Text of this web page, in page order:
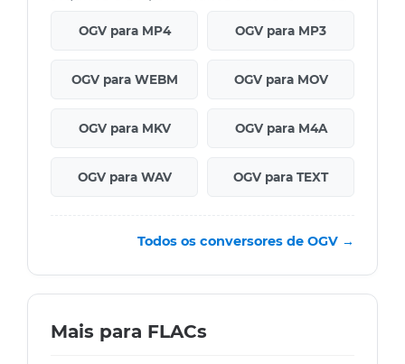
OGV para MP4 OGV para MP3
OGV para WEBM OGV para MOV
OGV para MKV OGV para M4A
OGV para WAV OGV para TEXT
Todos os conversores de OGV →
Mais para FLACs